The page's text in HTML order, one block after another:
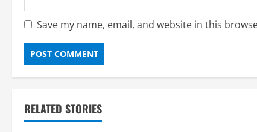
Save my name, email, and website in this
RELATED STORIES